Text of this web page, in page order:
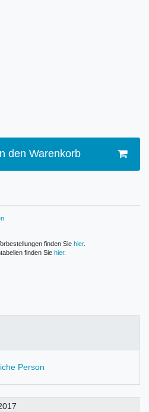
den Warenkorb
finden Sie hier.
finden Sie hier.
Person